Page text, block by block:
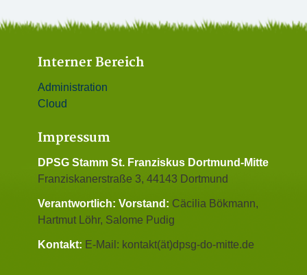
Interner Bereich
Administration
Cloud
Impressum
DPSG Stamm St. Franziskus Dortmund-Mitte
Franziskanerstraße 3, 44143 Dortmund
Verantwortlich: Vorstand: Cäcilia Bökmann,
Hartmut Löhr, Salome Pudig
Kontakt: E-Mail: kontakt(ät)dpsg-do-mitte.de